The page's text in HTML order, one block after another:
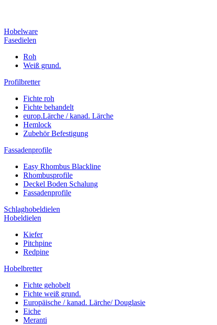
Hobelware
Fasedielen
Roh
Weiß grund.
Profilbretter
Fichte roh
Fichte behandelt
europ.Lärche / kanad. Lärche
Hemlock
Zubehör Befestigung
Fassadenprofile
Easy Rhombus Blackline
Rhombusprofile
Deckel Boden Schalung
Fassadenprofile
Schlaghobeldielen
Hobeldielen
Kiefer
Pitchpine
Redpine
Hobelbretter
Fichte gehobelt
Fichte weiß grund.
Europäische / kanad. Lärche/ Douglasie
Eiche
Meranti